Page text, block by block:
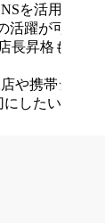
を活用して顧
活躍が可能
長昇格も可能
店や携帯ショ
したいと思う